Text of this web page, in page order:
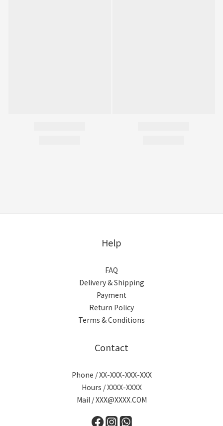
Help
FAQ
Delivery & Shipping
Payment
Return Policy
Terms & Conditions
Contact
Phone / XX-XXX-XXX-XXX
Hours / XXXX-XXXX
Mail / XXX@XXXX.COM